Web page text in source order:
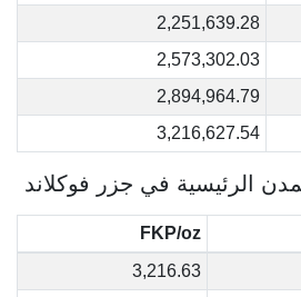
2,251,639.28
2,573,302.03
2,894,964.79
3,216,627.54
الرئيسية في جزر فوكلاند
FKP/oz
3,216.63